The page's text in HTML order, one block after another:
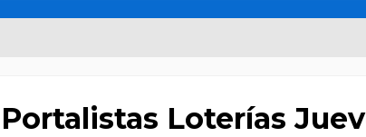
Portalistas Loterías